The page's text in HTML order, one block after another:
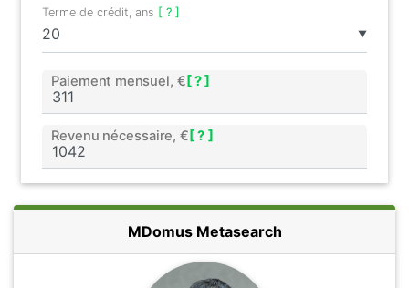
▼
Terme de crédit, ans [ ? ]
Paiement mensuel, € [ ? ]
Revenu nécessaire, € [ ? ]
MDomus Metasearch